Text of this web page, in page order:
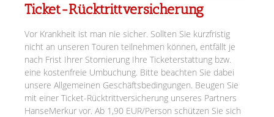
Ticket-Rücktrittversicherung
Vor Krankheit ist man nie sicher. Sollten Sie kurzfristig
nicht an unseren Touren teilnehmen können, entfällt je
nach Frist Ihrer Stornierung Ihre Ticketerstattung bzw.
eine kostenfreie Umbuchung. Bitte beachten Sie dabei
unsere Allgemeinen Geschäftsbedingungen. Beugen Sie
mit einer Ticket-Rücktrittversicherung unseres Partners
HanseMerkur vor. Ab 1,90 EUR/Person schützen Sie sich